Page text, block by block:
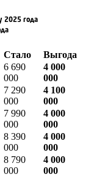
2025 года
Стало Выгода
6 690
000
4 000
000
7 290
000
4 100
000
7 990
000
4 000
000
8 390
000
4 000
000
8 790
000
4 000
000